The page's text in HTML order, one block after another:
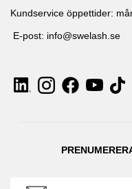
Kundservice öppettider:
E-post: info@swelash.se